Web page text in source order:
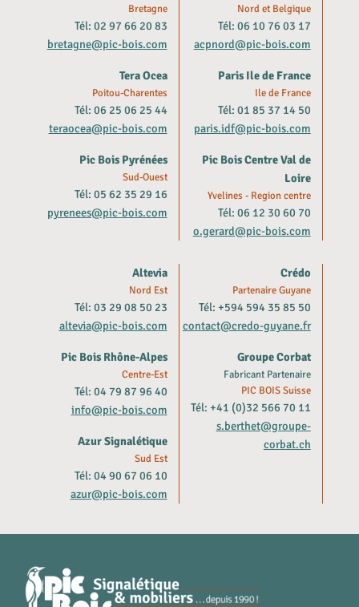
Bretagne
Tél: 02 97 66 20 83
bretagne@pic-bois.com
Tera Ocea
Poitou-Charentes
Tél: 06 25 06 25 44
teraocea@pic-bois.com
Pic Bois Pyrénées
Sud-Ouest
Tél: 05 62 35 29 16
pyrenees@pic-bois.com
Nord et Belgique
Tél: 06 10 76 03 17
acpnord@pic-bois.com
Paris Ile de France
Ile de France
Tél: 01 85 37 14 50
paris.idf@pic-bois.com
Pic Bois Centre Val de
Loire
Yvelines - Region centre
Tél: 06 12 30 60 70
o.gerard@pic-bois.com
Altevia
Nord Est
Tél: 03 29 08 50 23
altevia@pic-bois.com
Pic Bois Rhône-Alpes
Centre-Est
Tél: 04 79 87 96 40
info@pic-bois.com
Azur Signalétique
Sud Est
Tél: 04 90 67 06 10
azur@pic-bois.com
Crédo
Partenaire Guyane
Tél: +594 594 35 85 50
contact@credo-guyane.fr
Groupe Corbat
Fabricant Partenaire
PIC BOIS Suisse
Tél: +41 (0)32 566 70 11
s.berthet@groupe-
corbat.ch